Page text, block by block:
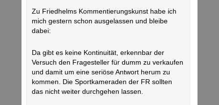
Zu Friedhelms Kommentierungskunst habe ich
mich gestern schon ausgelassen und bleibe
dabei:
Da gibt es keine Kontinuität, erkennbar der
Versuch den Fragesteller für dumm zu verkaufen
und damit um eine seriöse Antwort herum zu
kommen. Die Sportkameraden der FR sollten
das nicht weiter durchgehen lassen.